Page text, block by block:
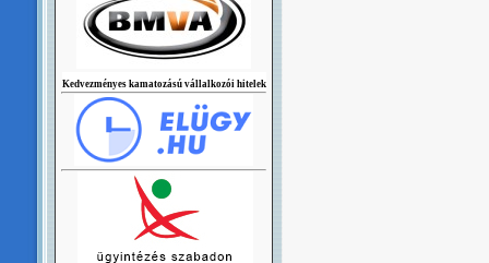
Kedvezményes kamatozású vállalkozói hitelek